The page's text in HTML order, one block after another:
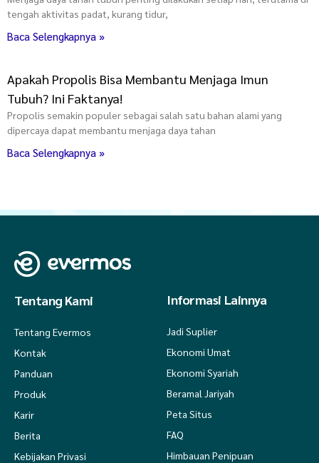
tengah aktivitas padat, kurang tidur,
Baca Selengkapnya »
Apakah Propolis Bisa Membantu Menjaga Imun
Tubuh? Ini Faktanya!
Propolis semakin populer sebagai salah satu bahan alami yang
dipercaya dapat membantu menjaga daya tahan
Baca Selengkapnya »
Tentang Kami
Tentang Evermos
Kontak
Panduan
Produk
Karir
Berita
Kebijakan Privasi
Informasi Lainnya
Jadi Suplier
Ekonomi Umat
Ekonomi Syariah
Beramal Jariyah
Peta Situs
FAQ
Himbauan Penipuan